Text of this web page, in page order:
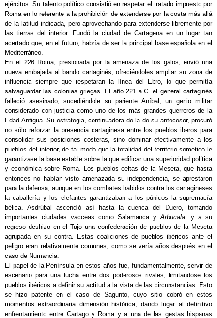
ejércitos. Su talento político consistió en respetar el tratado impuesto por
Roma en lo referente a la prohibición de extenderse por la costa más allá
de la latitud indicada, pero aprovechando para extenderse libremente por
las tierras del interior. Fundó la ciudad de Cartagena en un lugar tan
acertado que, en el futuro, habría de ser la principal base española en el
Mediterráneo.
En el 226 Roma, presionada por la amenaza de los galos, envió una
nueva embajada al bando cartaginés, ofreciéndoles ampliar su zona de
influencia siempre que respetaran la línea del Ebro, lo que permitía
salvaguardar las colonias griegas. El año 221 a.C. el general cartaginés
falleció asesinado, sucediéndole su pariente Aníbal, un genio militar
considerado con justicia como uno de los más grandes guerreros de la
Edad Antigua. Su estrategia, continuadora de la de su antecesor, procuró
no sólo reforzar la presencia cartaginesa entre los pueblos iberos para
consolidar sus posiciones costeras, sino dominar efectivamente a los
pueblos del interior, de tal modo que la totalidad del territorio sometido le
garantizase la base estable sobre la que edificar una superioridad política
y económica sobre Roma. Los pueblos celtas de la Meseta, que hasta
entonces no habían visto amenazada su independencia, se aprestaron
para la defensa, aunque en los combates habidos contra los cartagineses
la caballería y los elefantes garantizaban a los púnicos la supremacía
bélica. Asdrúbal ascendió así hasta la cuenca del Duero, tomando
importantes ciudades vacceas como Salamanca yArbucala, y a su
regreso deshizo en el Tajo una confederación de pueblos de la Meseta
agrupada en su contra. Estas coaliciones de pueblos ibéricos ante el
peligro eran relativamente comunes, como se vería años después en el
caso de Numancia.
El papel de la Península en estos años fue, fundamentalmente, servir de
escenario para una lucha entre dos poderosos rivales, limitándose los
pueblos ibéricos a definir su actitud a la vista de las circunstancias. Esto
se hizo patente en el caso de Sagunto, cuyo sitio cobró en estos
momentos extraordinaria dimensión histórica, dando lugar al definitivo
enfrentamiento entre Cartago y Roma y a una de las gestas hispanas